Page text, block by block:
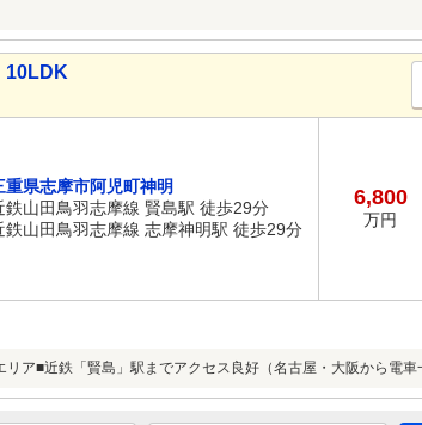
10LDK
重県志摩市阿児町神明
鉄山田鳥羽志摩線 賢島駅 徒歩29分
鉄山田鳥羽志摩線 志摩神明駅 徒歩29分
6,800
万円
リア■近鉄「賢島」駅までアクセス良好（名古屋・大阪から電車